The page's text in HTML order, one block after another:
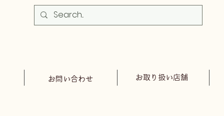
お問い合わせ お取り扱い店舗